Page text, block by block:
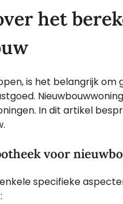
het
is het belangrijk
In dit artikel
voor
specifieke